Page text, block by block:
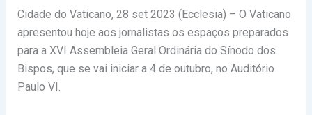
Cidade do Vaticano, 28 set 2023 (Ecclesia) – O Vaticano
apresentou hoje aos jornalistas os espaços preparados
para a XVI Assembleia Geral Ordinária do Sínodo dos
Bispos, que se vai iniciar a 4 de outubro, no Auditório
Paulo VI.